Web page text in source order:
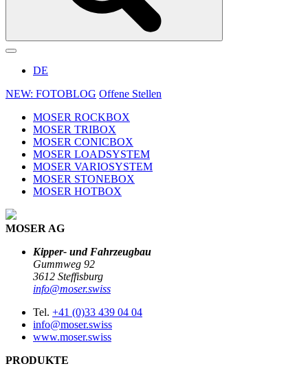
DE
NEW: FOTOBLOG Offene Stellen
MOSER ROCKBOX
MOSER TRIBOX
MOSER CONICBOX
MOSER LOADSYSTEM
MOSER VARIOSYSTEM
MOSER STONEBOX
MOSER HOTBOX
MOSER AG
Kipper- und Fahrzeugbau
Gummweg 92
3612 Steffisburg
info@moser.swiss
Tel. +41 (0)33 439 04 04
info@moser.swiss
www.moser.swiss
PRODUKTE